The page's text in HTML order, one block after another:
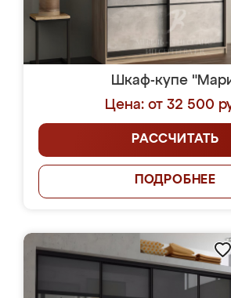
Шкаф-купе
Цена: от 32 500
РАССЧИТАТЬ
ПОДРОБНЕЕ